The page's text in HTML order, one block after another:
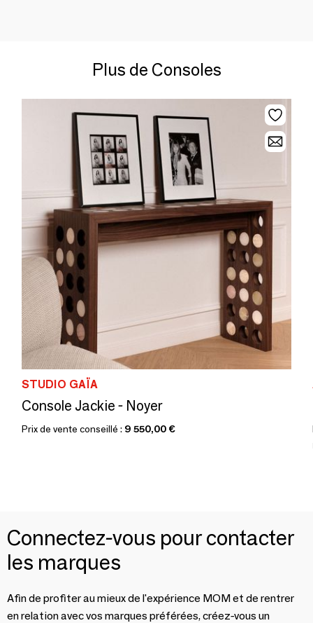
Plus de Consoles
STUDIO GAÏA
Console Jackie - Noyer
Prix de vente conseillé : 9 550,00 €
Connectez-vous pour contacter
les marques
Afin de profiter au mieux de l'expérience MOM et de rentrer
en relation avec vos marques préférées, créez-vous un